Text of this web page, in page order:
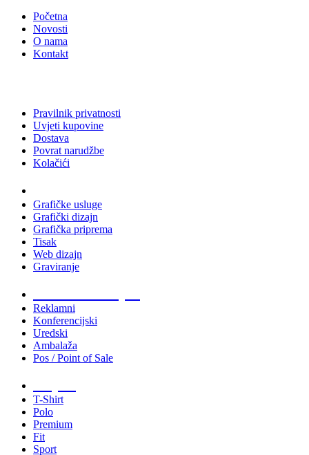
Početna
Novosti
O nama
Kontakt
Pravilnik privatnosti
Uvjeti kupovine
Dostava
Povrat narudžbe
Kolačići
Grafičke usluge
Grafički dizajn
Grafička priprema
Tisak
Web dizajn
Graviranje
Reklamni
Konferencijski
Uredski
Ambalaža
Pos / Point of Sale
T-Shirt
Polo
Premium
Fit
Sport